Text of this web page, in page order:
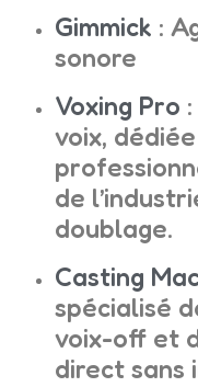
Gimmick :
sonore
Voxing Pro
voix,
de
doublage.
Casting
spécialisé
voix-off et
direct sans